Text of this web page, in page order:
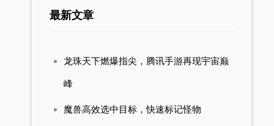
最新文章
龙珠天下燃爆指尖，腾讯手游再现宇宙巅
峰
魔兽高效选中目标，快速标记怪物